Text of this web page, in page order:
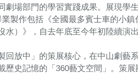
劇場部門的學習實踐成果。展現學
製作包括《全國最多賓士車的小
水）》，自去年底至今年初陸續演
回放中」的策展核心，在中山劇藝
歷史記憶的「360藝文空間」。策